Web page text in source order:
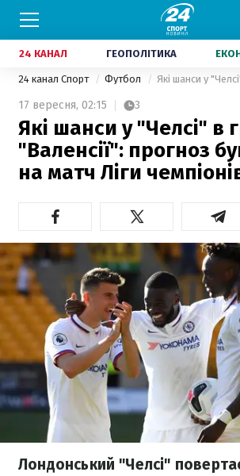
24 КАНАЛ ГЕОПОЛІТИКА
24 канал Спорт Футбол
17 вересня, 02:15 3
Які шанси у "Челсі" в
"Валенсії": прогноз
на матч Ліги
Лондонський "Челсі"